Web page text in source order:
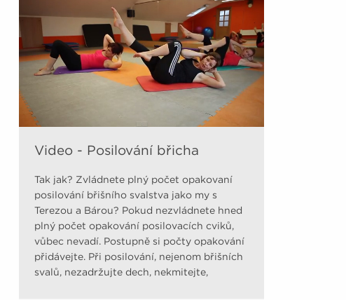
Video - Posilování břicha
Tak jak? Zvládnete plný počet opakovaní
posilování břišního svalstva jako my s
Terezou a Bárou? Pokud nezvládnete hned
plný počet opakování posilovacích cviků,
vůbec nevadí. Postupně si počty opakování
přidávejte. Při posilování, nejenom břišních
svalů, nezadržujte dech, nekmitejte,